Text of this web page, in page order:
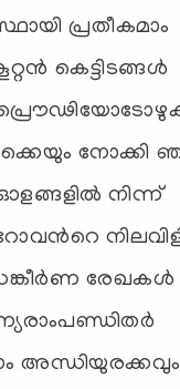
പ്രതീകമാം
കെട്ടിടങ്ങള്‍
നോക്കി
നിന്ന്
രേഖകള്‍
അന്ധിയുരക്കവും